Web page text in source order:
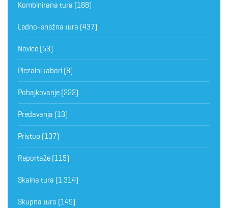
Kombinirana tura (188)
Ledno-snežna tura (437)
Novice (53)
Plezalni tabori (8)
Pohajkovanje (222)
Predavanja (13)
Pristop (137)
Reportaže (115)
Skalna tura (1.314)
Skupna tura (149)